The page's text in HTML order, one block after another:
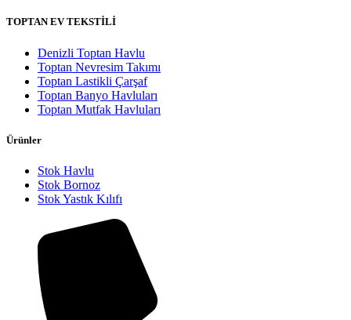
TOPTAN EV TEKSTİLİ
Denizli Toptan Havlu
Toptan Nevresim Takımı
Toptan Lastikli Çarşaf
Toptan Banyo Havluları
Toptan Mutfak Havluları
Ürünler
Stok Havlu
Stok Bornoz
Stok Yastık Kılıfı